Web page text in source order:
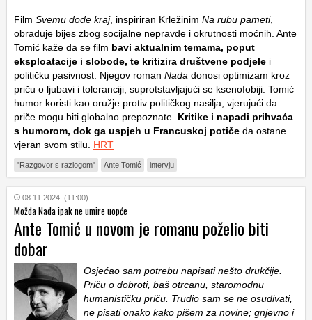
Film Svemu dođe kraj, inspiriran Krležinim Na rubu pameti,
obrađuje bijes zbog socijalne nepravde i okrutnosti moćnih. Ante
Tomić kaže da se film bavi aktualnim temama, poput
eksploatacije i slobode, te kritizira društvene podjele i
političku pasivnost. Njegov roman Nada donosi optimizam kroz
priču o ljubavi i toleranciji, suprotstavljajući se ksenofobiji. Tomić
humor koristi kao oružje protiv političkog nasilja, vjerujući da
priče mogu biti globalno prepoznate. Kritike i napadi prihvaća
s humorom, dok ga uspjeh u Francuskoj potiče da ostane
vjeran svom stilu. HRT
"Razgovor s razlogom" Ante Tomić intervju
08.11.2024. (11:00)
Možda Nada ipak ne umire uopće
Ante Tomić u novom je romanu poželio biti
dobar
Osjećao sam potrebu napisati nešto drukčije.
Priču o dobroti, baš otrcanu, staromodnu
humanističku priču. Trudio sam se ne osuđivati,
ne pisati onako kako pišem za novine; gnjevno i